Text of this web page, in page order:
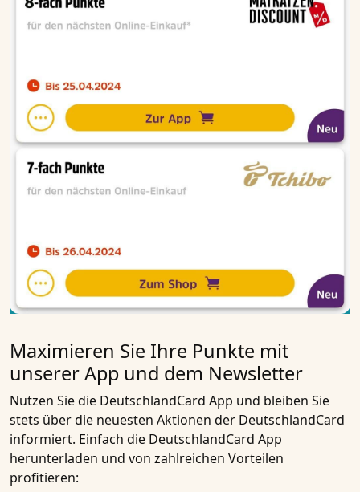
Maximieren Sie Ihre Punkte mit
unserer App und dem Newsletter
Nutzen Sie die DeutschlandCard App und bleiben Sie
stets über die neuesten Aktionen der DeutschlandCard
informiert. Einfach die DeutschlandCard App
herunterladen und von zahlreichen Vorteilen
profitieren: